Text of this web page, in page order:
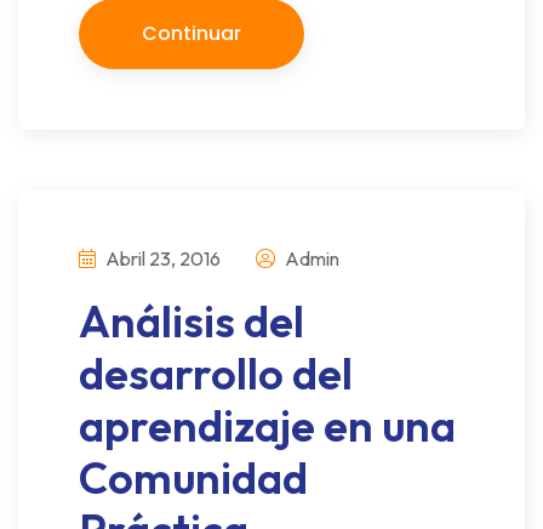
Continuar
Abril 23, 2016 Admin
Análisis del
desarrollo del
aprendizaje en una
Comunidad